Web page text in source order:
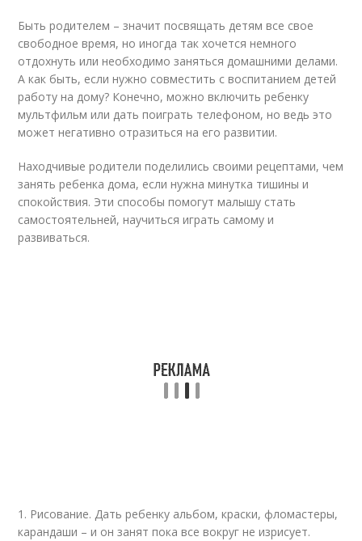
Быть родителем – значит посвящать детям все свое
свободное время, но иногда так хочется немного
отдохнуть или необходимо заняться домашними делами.
А как быть, если нужно совместить с воспитанием детей
работу на дому? Конечно, можно включить ребенку
мультфильм или дать поиграть телефоном, но ведь это
может негативно отразиться на его развитии.
Находчивые родители поделились своими рецептами, чем
занять ребенка дома, если нужна минутка тишины и
спокойствия. Эти способы помогут малышу стать
самостоятельней, научиться играть самому и
развиваться.
1. Рисование. Дать ребенку альбом, краски, фломастеры,
карандаши – и он занят пока все вокруг не изрисует.